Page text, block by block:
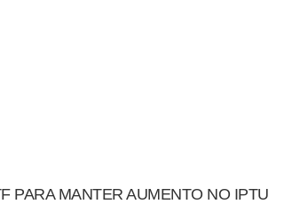
PARA MANTER AUMENTO NO IPTU